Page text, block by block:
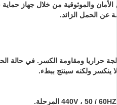
والموثوقية من خلال جهاز حماية
عن الحمل الزائد.
حراريا ومقاومة الكسر. في حالة
ينكسر ولكنه سينتج ببطء.